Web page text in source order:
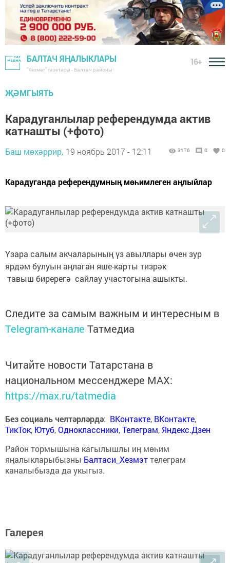
БАЛТАЧ ЯҢАЛЫКЛАРЫ
"Хезмәт" газетасы - Балтач районы
16+
ҖӘМГЫЯТЬ
Карадуганлылар референдумда актив
катнашты (+фото)
Баш мөхәррир, 19 ноябрь 2017 - 12:11 3176 0 0
Карадуганда референдумның мөһимлеген аңлыйлар
Үзара салым акчаларының үз авыллары өчен зур
ярдәм булуын аңлаган яше-карты тизрәк
тавыш биререгә сайлау участогына ашыкты.
Следите за самым важным и интересным в
Telegram-канале Татмедиа
Читайте новости Татарстана в
национальном мессенджере MАХ:
https://max.ru/tatmedia
Без социаль челтәрләрдә: ВКонтакте, ВКонтакте,
ТикТок, Ютуб,Одноклассники,Телеграм, Яндекс.Дзен
Район тормышына кагылышлы иң мөһим
яңалыкларыбызны Балтаси_Хезмэттелеграм
каналыбызда да укыгыз.
Галерея